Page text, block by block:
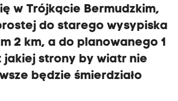
w Trójkącie Bermudzkim,
do starego wysypiska
2 km, a do planowanego 1
jakiej strony by wiatr nie
będzie śmierdziało